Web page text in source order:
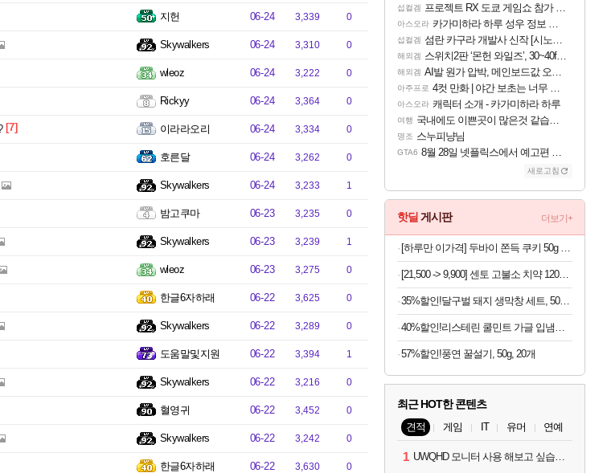
지헌 06-24 3,339 0
Skywalkers 06-24 3,310 0
wleoz 06-24 3,222 0
Rickyy 06-24 3,364 0
[7] 이라라오리 06-24 3,334 0
호른달 06-24 3,262 0
Skywalkers 06-24 3,233 1
밤고쿠마 06-23 3,235 0
Skywalkers 06-23 3,239 1
wleoz 06-23 3,275 0
한글6자하래 06-22 3,625 0
Skywalkers 06-22 3,289 0
도움말및지원 06-22 3,394 1
Skywalkers 06-22 3,216 0
혈영귀 06-22 3,452 0
Skywalkers 06-22 3,242 0
한글6자하래 06-22 3,630 0
섭컬겜 프로젝트 RX 도쿄 게임쇼 참가 결정
아스오라 카가미하라 하루 성우 정보 및 주요 필모
섭컬겜 섬란 카구라 개발사 신작 [시노비 넥서스] 연내 출시 예정
해외겜 스위치2판 ‘몬헌 와일즈’, 30~40fps 목표 추정
해외겜 AI발 원가 압박, 메인보드값 오르나
아주프로 4컷 만화 | 야간 보초는 너무 힘들어
아스오라 캐릭터 소개 - 카가미하라 하루
여행 국내에도 이쁜곳이 많은것 같습니다
명조 스누피냥님
GTA6 8월 28일 넷플릭스에서 예고편 공개 예정
새로고침
핫딜 게시판 더보기+
[하루만 이가격] 두바이 쫀득 쿠키 50g x 4개
[21,500 -> 9,900] 센토 고불소 치약 120g x 4개
35%할인!달구벌 돼지 생막창 세트, 500g, 2봉
40%할인!리스테린 쿨민트 가글 입냄새제거 구강청결제 1L, 3개
57%할인!풍연 꿀설기, 50g, 20개
최근 HOT한 콘텐츠
견적 게임 IT 유머 연예
1 UWQHD 모니터 사용 해보고 싶습니다 추천부탁드려요